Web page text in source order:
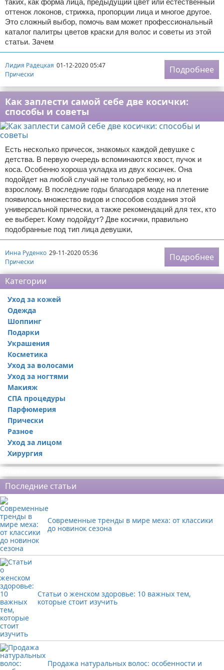
таких, как форма лица, предыдущий цвет или естественный
оттенок локонов, стрижка, пропорции лица и многое другое.
Это сложный выбор, помочь вам может профессиональный
каталог палитры цветов краски для волос и советы из этой
статьи. Зачем
Лидия Радецкая 01-12-2020 05:47
Прически
Подробнее
Как заплести самой себе две косички:
способы и советы
Есть несколько причесок, знакомых каждой девушке с
детства. В первую очередь вспоминаются хвост, пучок и
коса. Особенно хороша укладка из двух косичек. Она
подойдет на любой случай не только ребенку, но и
взрослому. В последние годы благодаря моде на плетение
появилось множество видов и способов создания этой
универсальной прически, а также рекомендаций для тех, кто
ее выберет. Кому подойдут? Две косички, правильно
подобранные под тип лица девушки,
Инна Руденко 29-11-2020 05:36
Прически
Подробнее
Категории
Уход за кожей
Одежда
Шоппинг
Подарки
Украшения
Косметика
Уход за волосами
Уход за ногтями
Макияж
СПА процедуры
Парфюмерия
Прически
Разное
Уход за лицом
Хирургия
Последние статьи
Современные тренды в мире меха: от классики
до новинок сезона
Статьи о женском здоровье: 10 важных тем,
которые стоит изучить
Продажа натуральных волос: особенности и